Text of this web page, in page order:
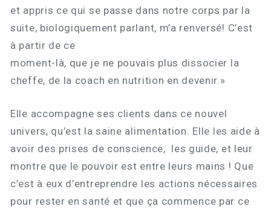
et appris ce qui se passe dans notre corps par la
suite, biologiquement parlant, m’a renversé! C’est
à partir de ce
moment-là, que je ne pouvais plus dissocier la
cheffe, de la coach en nutrition en devenir.»
Elle accompagne ses clients dans ce nouvel
univers, qu’est la saine alimentation. Elle les aide à
avoir des prises de conscience, les guide, et leur
montre que le pouvoir est entre leurs mains ! Que
c’est à eux d’entreprendre les actions nécessaires
pour rester en santé et que ça commence par ce